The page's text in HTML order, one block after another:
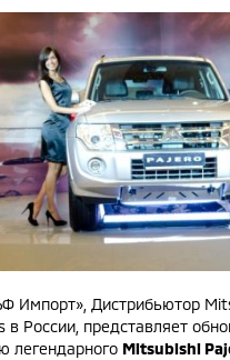
Импорт», Дистрибьютор
в России, представляет
легендарного Mitsubishi